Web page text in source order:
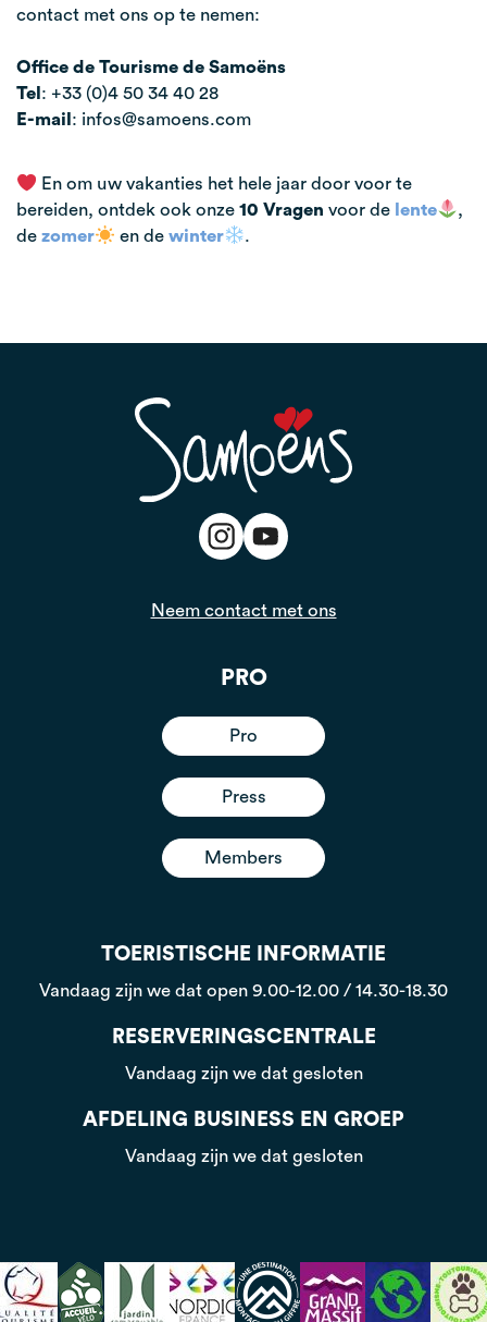
contact met ons op te nemen:
Office de Tourisme de Samoëns
Tel : +33 (0)4 50 34 40 28
E-mail : infos@samoens.com
En om uw vakanties het hele jaar door voor te
bereiden, ontdek ook onze 10 Vragen voor de lente
,
de zomer en dewinter .
Neem contact met ons
PRO
Pro
Press
Members
TOERISTISCHE INFORMATIE
Vandaag zijn we dat open 9.00-12.00 / 14.30-18.30
RESERVERINGSCENTRALE
Vandaag zijn we dat gesloten
AFDELING BUSINESS EN GROEP
Vandaag zijn we dat gesloten